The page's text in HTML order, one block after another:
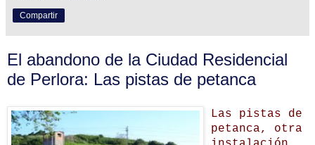
Compartir
El abandono de la Ciudad Residencial
de Perlora: Las pistas de petanca
Las pistas de
petanca, otra